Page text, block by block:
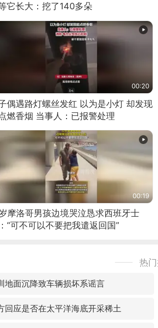
它长大：挖了140多朵
00:20
偶遇路灯螺丝发红 以为是小灯 却发现
燃香烟 当事人：已报警处理
00:19
摩洛哥男孩边境哭泣恳求西班牙士
“可不可以不要把我遣返回国”
热
地面沉降致车辆损坏系谣言
回应是否在太平洋海底开采稀土